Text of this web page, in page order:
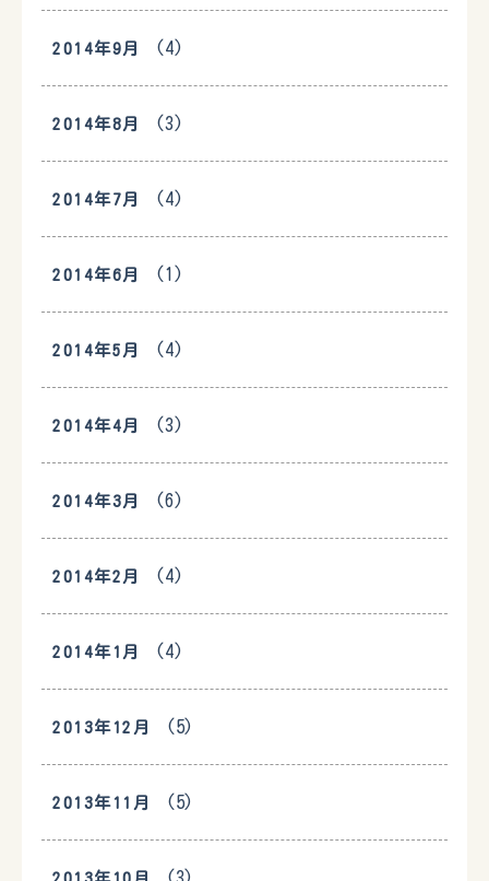
2014年9月 (4)
2014年8月 (3)
2014年7月 (4)
2014年6月 (1)
2014年5月 (4)
2014年4月 (3)
2014年3月 (6)
2014年2月 (4)
2014年1月 (4)
2013年12月 (5)
2013年11月 (5)